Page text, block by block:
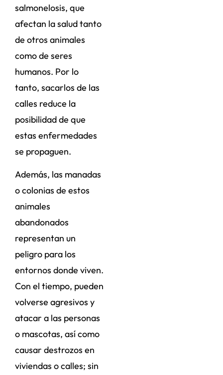
salmonelosis, que
afectan la salud tanto
de otros animales
como de seres
humanos. Por lo
tanto, sacarlos de las
calles reduce la
posibilidad de que
estas enfermedades
se propaguen.
Además, las manadas
o colonias de estos
animales
abandonados
representan un
peligro para los
entornos donde viven.
Con el tiempo, pueden
volverse agresivos y
atacar a las personas
o mascotas, así como
causar destrozos en
viviendas o calles; sin